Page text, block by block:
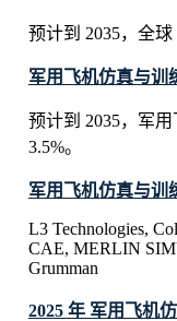
预计到 2035，全
军用飞机仿真与训
预计到 2035，军
3.5%。
军用飞机仿真与训
L3 Technologies,
CAE, MERLIN
Grumman
2025 年 军用飞机